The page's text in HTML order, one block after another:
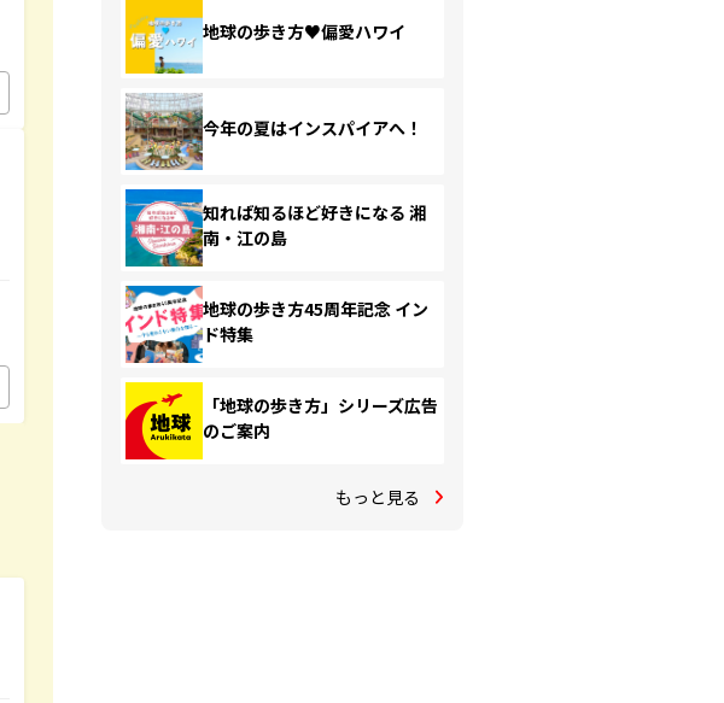
地球の歩き方♥偏愛ハワイ
今年の夏はインスパイアへ！
知れば知るほど好きになる 湘
南・江の島
地球の歩き方45周年記念 イン
ド特集
「地球の歩き方」シリーズ広告
のご案内
もっと見る